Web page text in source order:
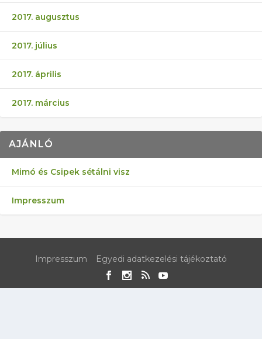
2017. augusztus
2017. július
2017. április
2017. március
AJÁNLÓ
Mimó és Csipek sétálni visz
Impresszum
Impresszum Egyedi adatkezelési tájékoztató